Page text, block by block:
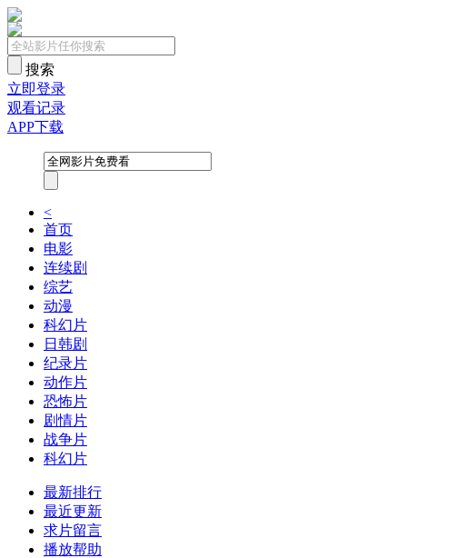
搜索
立即登录
观看记录
APP下载
<
首页
电影
连续剧
综艺
动漫
科幻片
日韩剧
纪录片
动作片
恐怖片
剧情片
战争片
科幻片
最新排行
最近更新
求片留言
播放帮助